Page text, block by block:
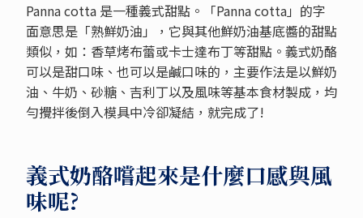
Panna cotta 是一種義式甜點。「Panna cotta」的字
面意思是「熟鮮奶油」，它與其他鮮奶油基底醬的甜點
類似，如：香草烤布蕾或卡士達布丁等甜點。義式奶酪
可以是甜口味、也可以是鹹口味的，主要作法是以鮮奶
油、牛奶、砂糖、吉利丁以及風味等基本食材製成，均
勻攪拌後倒入模具中冷卻凝結，就完成了!
義式奶酪嚐起來是什麼口感與風
味呢?